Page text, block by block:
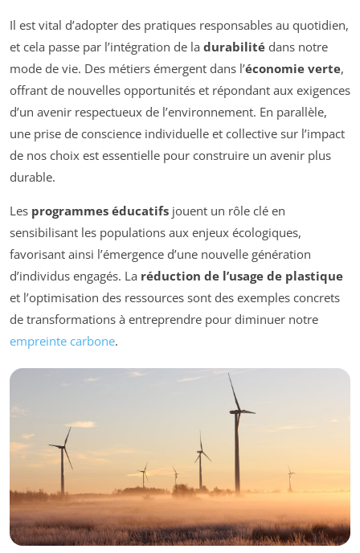
Il est vital d’adopter des pratiques responsables au quotidien,
et cela passe par l’intégration de la durabilité dans notre
mode de vie. Des métiers émergent dans l’économie verte,
offrant de nouvelles opportunités et répondant aux exigences
d’un avenir respectueux de l’environnement. En parallèle,
une prise de conscience individuelle et collective sur l’impact
de nos choix est essentielle pour construire un avenir plus
durable.
Les programmes éducatifs jouent un rôle clé en
sensibilisant les populations aux enjeux écologiques,
favorisant ainsi l’émergence d’une nouvelle génération
d’individus engagés. La réduction de l’usage de plastique
et l’optimisation des ressources sont des exemples concrets
de transformations à entreprendre pour diminuer notre
empreinte carbone.